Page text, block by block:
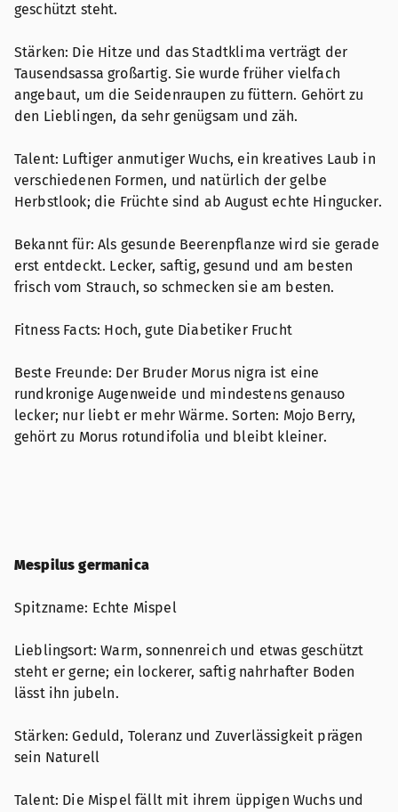
geschützt steht.
Stärken: Die Hitze und das Stadtklima verträgt der
Tausendsassa großartig. Sie wurde früher vielfach
angebaut, um die Seidenraupen zu füttern. Gehört zu
den Lieblingen, da sehr genügsam und zäh.
Talent: Luftiger anmutiger Wuchs, ein kreatives Laub in
verschiedenen Formen, und natürlich der gelbe
Herbstlook; die Früchte sind ab August echte Hingucker.
Bekannt für: Als gesunde Beerenpflanze wird sie gerade
erst entdeckt. Lecker, saftig, gesund und am besten
frisch vom Strauch, so schmecken sie am besten.
Fitness Facts: Hoch, gute Diabetiker Frucht
Beste Freunde: Der Bruder Morus nigra ist eine
rundkronige Augenweide und mindestens genauso
lecker; nur liebt er mehr Wärme. Sorten: Mojo Berry,
gehört zu Morus rotundifolia und bleibt kleiner.
Mespilus germanica
Spitzname: Echte Mispel
Lieblingsort: Warm, sonnenreich und etwas geschützt
steht er gerne; ein lockerer, saftig nahrhafter Boden
lässt ihn jubeln.
Stärken: Geduld, Toleranz und Zuverlässigkeit prägen
sein Naturell
Talent: Die Mispel fällt mit ihrem üppigen Wuchs und